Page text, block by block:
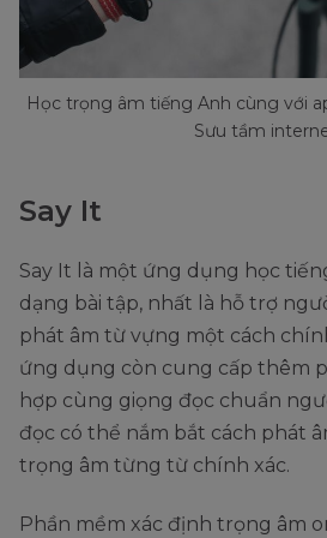
Học trọng âm tiếng Anh cùng với
Sưu tầm
Say It
Say It là một ứng dụng học
dạng bài tập, nhất là hỗ trợ
phát âm từ vựng một cách
ứng dụng còn cung cấp thêm
hợp cùng giọng đọc chuẩn
đọc có thể nắm bắt cách phát
trọng âm từng từ chính xác.
Phần mềm xác định trọng âm